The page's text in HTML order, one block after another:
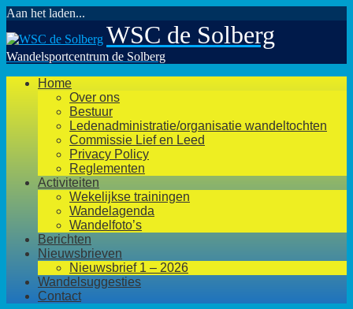
Aan het laden...
naar
de
WSC de Solberg
Wandelsportcentrum de Solberg
Home
Over ons
Bestuur
Ledenadministratie/organisatie wandeltochten
Commissie Lief en Leed
Privacy Policy
Reglementen
Activiteiten
Wekelijkse trainingen
Wandelagenda
Wandelfoto’s
Berichten
Nieuwsbrieven
Nieuwsbrief 1 – 2026
Wandelsuggesties
Contact